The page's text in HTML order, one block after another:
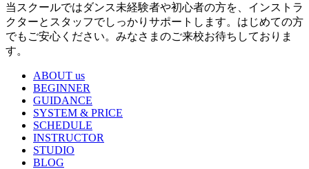
当スクールではダンス未経験者や初心者の方を、インストラ
クターとスタッフでしっかりサポートします。はじめての方
でもご安心ください。みなさまのご来校お待ちしておりま
す。
ABOUT us
BEGINNER
GUIDANCE
SYSTEM & PRICE
SCHEDULE
INSTRUCTOR
STUDIO
BLOG